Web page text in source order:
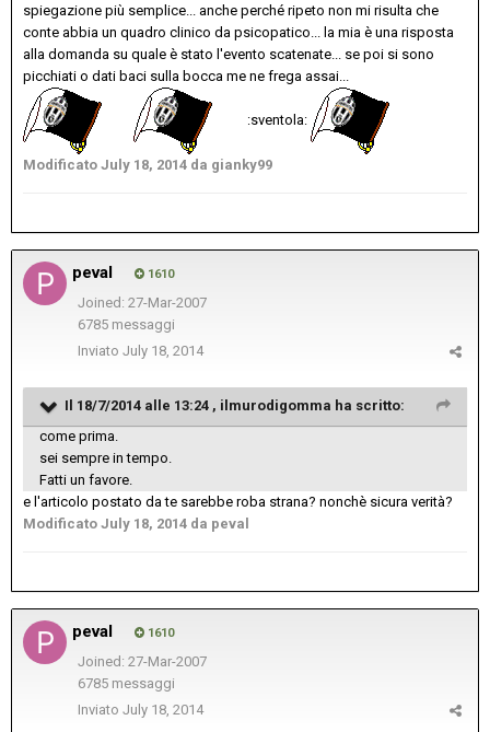
spiegazione più semplice... anche perché ripeto non mi risulta che
conte abbia un quadro clinico da psicopatico... la mia è una risposta
alla domanda su quale è stato l'evento scatenate... se poi si sono
picchiati o dati baci sulla bocca me ne frega assai...
:sventola:
Modificato July 18, 2014 da gianky99
peval 1610
Joined: 27-Mar-2007
6785 messaggi
Inviato July 18, 2014
Il 18/7/2014 alle 13:24 , ilmurodigomma ha scritto:
come prima.
sei sempre in tempo.
Fatti un favore.
e l'articolo postato da te sarebbe roba strana? nonchè sicura verità?
Modificato July 18, 2014 da peval
peval 1610
Joined: 27-Mar-2007
6785 messaggi
Inviato July 18, 2014